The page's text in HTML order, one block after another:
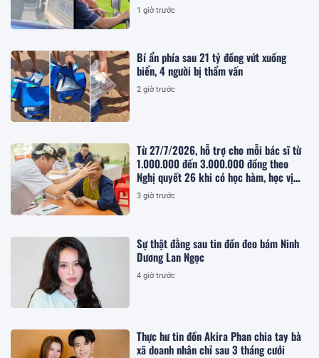
1 giờ trước
Bí ẩn phía sau 21 tỷ đồng vứt xuống
biển, 4 người bị thẩm vấn
2 giờ trước
Từ 27/7/2026, hỗ trợ cho mỗi bác sĩ từ
1.000.000 đến 3.000.000 đồng theo
Nghị quyết 26 khi có học hàm, học vị
như thế nào?
3 giờ trước
Sự thật đằng sau tin đồn đeo bám Ninh
Dương Lan Ngọc
4 giờ trước
Thực hư tin đồn Akira Phan chia tay bà
xã doanh nhân chỉ sau 3 tháng cưới